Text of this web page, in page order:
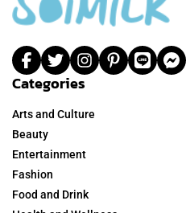
Categories
Arts and Culture
Beauty
Entertainment
Fashion
Food and Drink